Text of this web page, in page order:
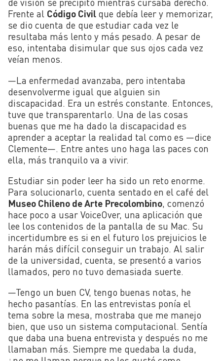
de visión se precipitó mientras cursaba derecho.
Frente al Código Civil que debía leer y memorizar,
se dio cuenta de que estudiar cada vez le
resultaba más lento y más pesado. A pesar de
eso, intentaba disimular que sus ojos cada vez
veían menos.
—La enfermedad avanzaba, pero intentaba
desenvolverme igual que alguien sin
discapacidad. Era un estrés constante. Entonces,
tuve que transparentarlo. Una de las cosas
buenas que me ha dado la discapacidad es
aprender a aceptar la realidad tal como es —dice
Clemente—. Entre antes uno haga las paces con
ella, más tranquilo va a vivir.
Estudiar sin poder leer ha sido un reto enorme.
Para solucionarlo, cuenta sentado en el café del
Museo Chileno de Arte Precolombino, comenzó
hace poco a usar VoiceOver, una aplicación que
lee los contenidos de la pantalla de su Mac. Su
incertidumbre es si en el futuro los prejuicios le
harán más difícil conseguir un trabajo. Al salir
de la universidad, cuenta, se presentó a varios
llamados, pero no tuvo demasiada suerte.
—Tengo un buen CV, tengo buenas notas, he
hecho pasantías. En las entrevistas ponía el
tema sobre la mesa, mostraba que me manejo
bien, que uso un sistema computacional. Sentía
que daba una buena entrevista y después no me
llamaban más. Siempre me quedaba la duda,